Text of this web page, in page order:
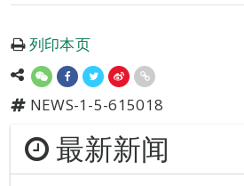
列印本页
NEWS-1-5-615018
最新新闻